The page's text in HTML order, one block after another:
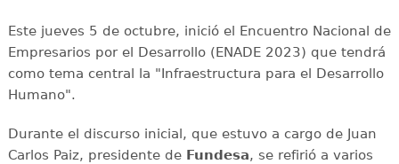
Este jueves 5 de octubre, inició el Encuentro Nacional de
Empresarios por el Desarrollo (ENADE 2023) que tendrá
como tema central la "Infraestructura para el Desarrollo
Humano".
Durante el discurso inicial, que estuvo a cargo de Juan
Carlos Paiz, presidente de Fundesa, se refirió a varios